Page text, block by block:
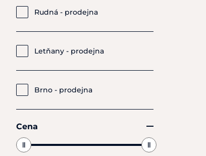
Rudná - prodejna
Letňany - prodejna
Brno - prodejna
Cena